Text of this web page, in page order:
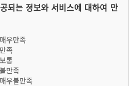
되는 정보와 서비스에 대하여 만
매우만족
만족
보통
불만족
매우불만족